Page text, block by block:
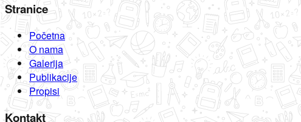
Stranice
Početna
O nama
Galerija
Publikacije
Propisi
Kontakt